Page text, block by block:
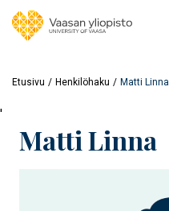
Etusivu Henkilöhaku Matti Linna
'
Matti Linna